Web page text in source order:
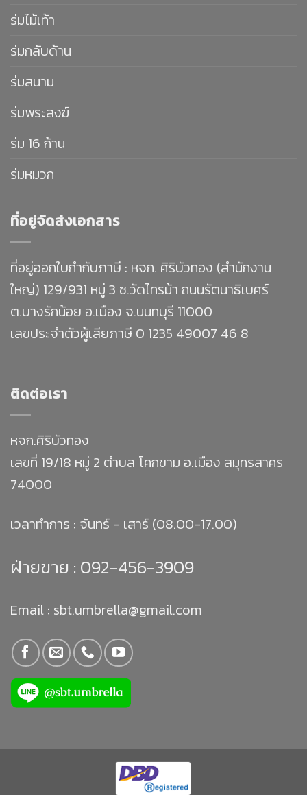
ร่มไม้เท้า
ร่มกลับด้าน
ร่มสนาม
ร่มพระสงฆ์
ร่ม 16 ก้าน
ร่มหมวก
ที่อยู่จัดส่งเอกสาร
ที่อยู่ออกใบกำกับภาษี : หจก. ศิริบัวทอง (สำนักงาน
ใหญ่) 129/931 หมู่ 3 ซ.วัดไทรม้า ถนนรัตนาธิเบศร์
ต.บางรักน้อย อ.เมือง จ.นนทบุรี 11000
เลขประจำตัวผู้เสียภาษี 0 1235 49007 46 8
ติดต่อเรา
หจก.ศิริบัวทอง
เลขที่ 19/18 หมู่ 2 ตำบล โคกขาม อ.เมือง สมุทรสาคร
74000
เวลาทำการ : จันทร์ - เสาร์ (08.00-17.00)
ฝ่ายขาย : 092-456-3909
Email : sbt.umbrella@gmail.com